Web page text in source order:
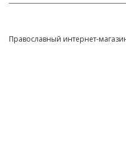
Православный интернет-